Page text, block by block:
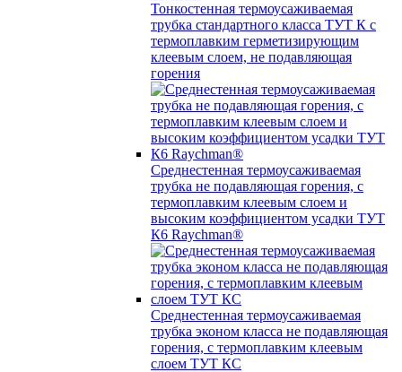
Тонкостенная термоусаживаемая
трубка стандартного класса ТУТ К с
термоплавким герметизирующим
клеевым слоем, не подавляющая
горения
Среднестенная термоусаживаемая
трубка не подавляющая горения, с
термоплавким клеевым слоем и
высоким коэффициентом усадки ТУТ
К6 Raychman®
Среднестенная термоусаживаемая
трубка эконом класса не подавляющая
горения, с термоплавким клеевым
слоем ТУТ КС